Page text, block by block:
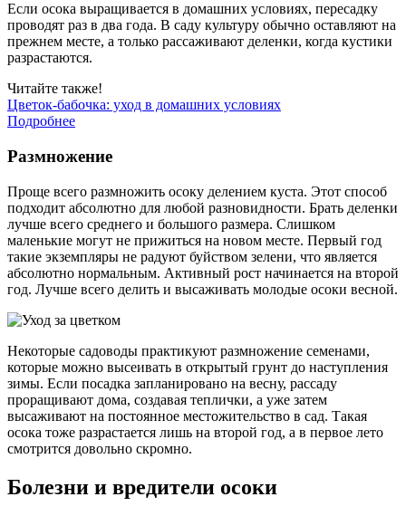
Если осока выращивается в домашних условиях, пересадку
проводят раз в два года. В саду культуру обычно оставляют на
прежнем месте, а только рассаживают деленки, когда кустики
разрастаются.
Читайте также!
Цветок-бабочка: уход в домашних условиях
Подробнее
Размножение
Проще всего размножить осоку делением куста. Этот способ
подходит абсолютно для любой разновидности. Брать деленки
лучше всего среднего и большого размера. Слишком
маленькие могут не прижиться на новом месте. Первый год
такие экземпляры не радуют буйством зелени, что является
абсолютно нормальным. Активный рост начинается на второй
год. Лучше всего делить и высаживать молодые осоки весной.
Некоторые садоводы практикуют размножение семенами,
которые можно высеивать в открытый грунт до наступления
зимы. Если посадка запланировано на весну, рассаду
проращивают дома, создавая теплички, а уже затем
высаживают на постоянное местожительство в сад. Такая
осока тоже разрастается лишь на второй год, а в первое лето
смотрится довольно скромно.
Болезни и вредители осоки